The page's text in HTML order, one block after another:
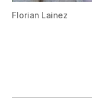
Florian Lainez